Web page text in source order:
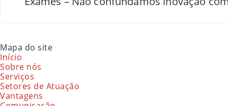
Mapa do site
Início
Sobre nós
Serviços
Setores de Atuação
Vantagens